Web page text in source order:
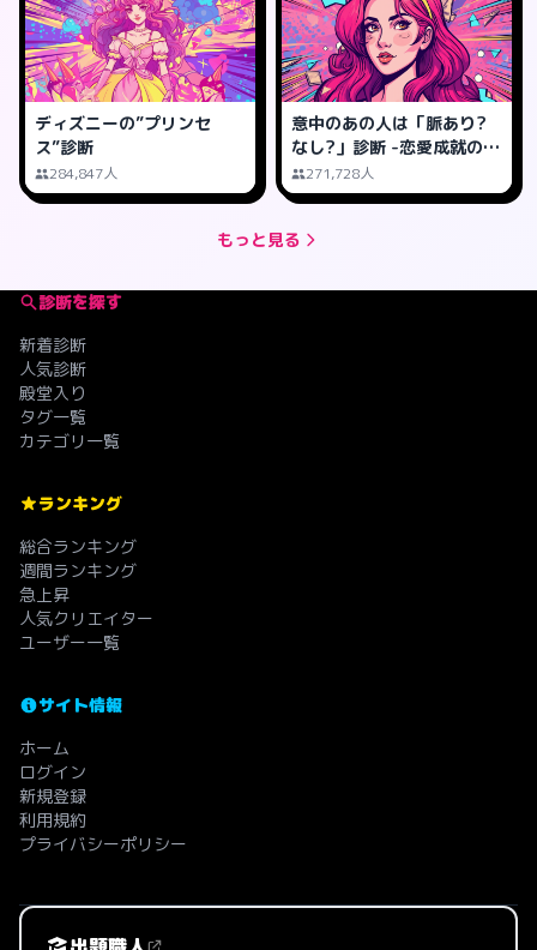
ディズニーの”プリンセ
ス”診断
284,847人
意中のあの人は「脈あり?
なし?」診断 -恋愛成就の可
能性は?
271,728人
もっと見る
診断を探す
新着診断
人気診断
殿堂入り
タグ一覧
カテゴリ一覧
ランキング
総合ランキング
週間ランキング
急上昇
人気クリエイター
ユーザー一覧
サイト情報
ホーム
ログイン
新規登録
利用規約
プライバシーポリシー